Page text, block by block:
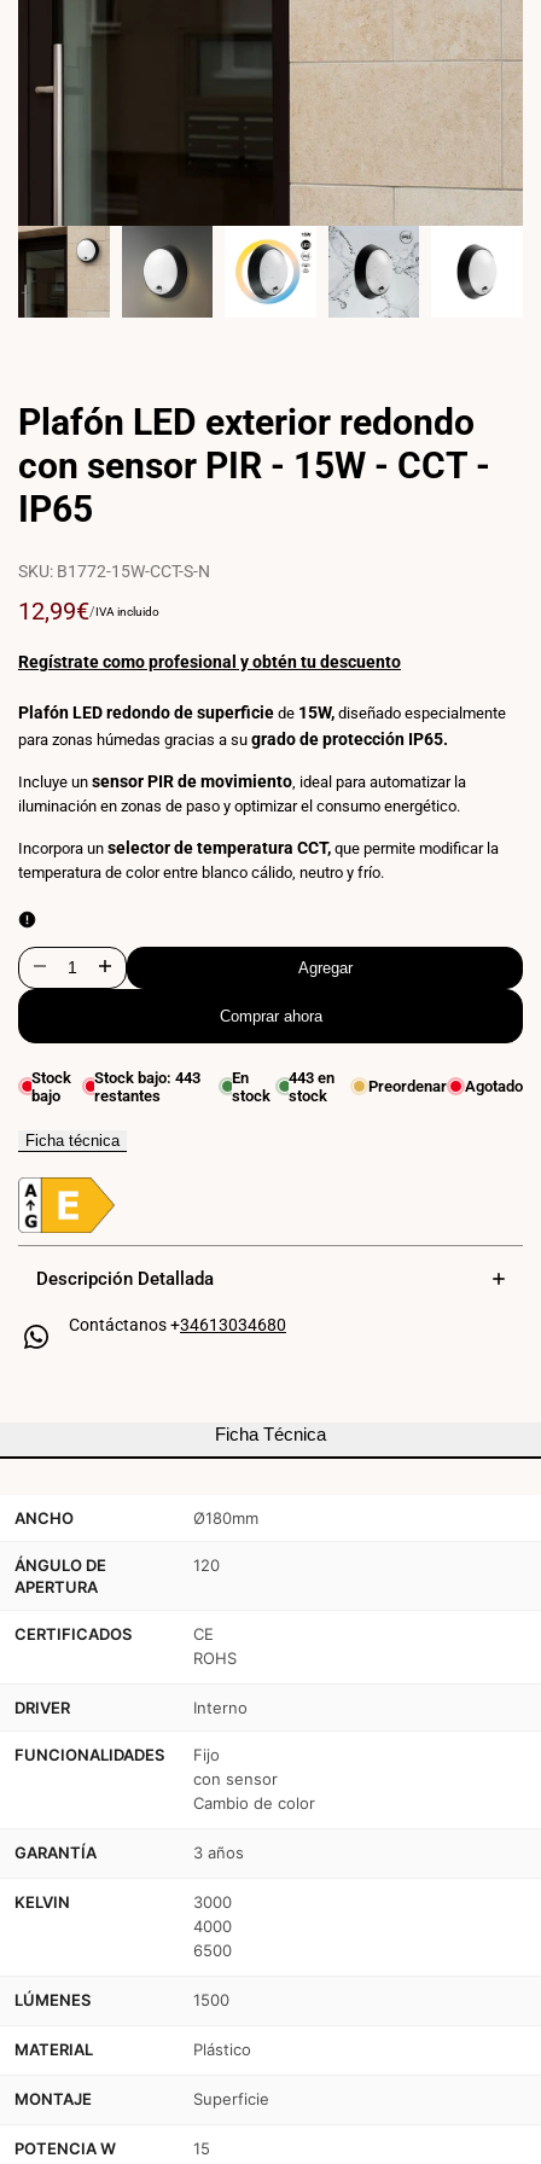
Plafón LED exterior redondo
con sensor PIR - 15W - CCT -
IP65
SKU: B1772-15W-CCT-S-N
Precio
venta
12,99€PRECIO
/POR
IVA incluido
Regístrate como profesional y obtén tu descuento
Plafón LED redondo de superficie de 15W, diseñado especialmente
para zonas húmedas gracias a su grado de protección IP65.
Incluye un sensor PIR de movimiento , ideal para automatizar la
iluminación en zonas de paso y optimizar el consumo energético.
Incorpora un selector de temperatura CCT, que permite modificar la
temperatura de color entre blanco cálido, neutro y frío.
Plafón
LED
exterior
redondo
PIR
-
IP65
Aumentar
Plafón
LED
redondo
-
Agregar
Comprar ahora
Stock
bajo
Stock bajo:443
restantes
En
stock
443en
stock
Preordenar Agotado
Ficha técnica
Descripción Detallada
Contáctanos +34613034680
Ficha Técnica
ANCHO Ø180mm
ÁNGULO DE
APERTURA
120
CERTIFICADOS
CE
ROHS
DRIVER Interno
FUNCIONALIDADES
Fijo
con sensor
Cambio de color
GARANTÍA 3 años
KELVIN
3000
4000
6500
LÚMENES 1500
MATERIAL Plástico
MONTAJE Superficie
POTENCIA W 15